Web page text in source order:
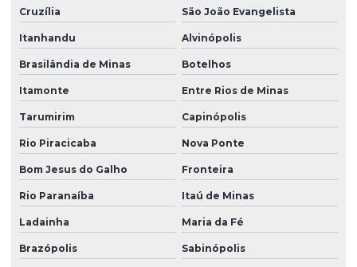
Cruzília São João Evangelista
Itanhandu Alvinópolis
Brasilândia de Minas Botelhos
Itamonte Entre Rios de Minas
Tarumirim Capinópolis
Rio Piracicaba Nova Ponte
Bom Jesus do Galho Fronteira
Rio Paranaíba Itaú de Minas
Ladainha Maria da Fé
Brazópolis Sabinópolis